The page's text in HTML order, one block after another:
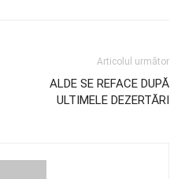
Articolul următor
ALDE SE REFACE DUPĂ
ULTIMELE DEZERTĂRI